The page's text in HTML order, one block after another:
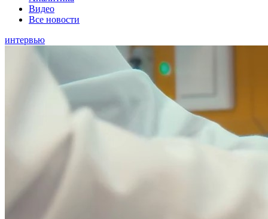
Видео
Все новости
интервью